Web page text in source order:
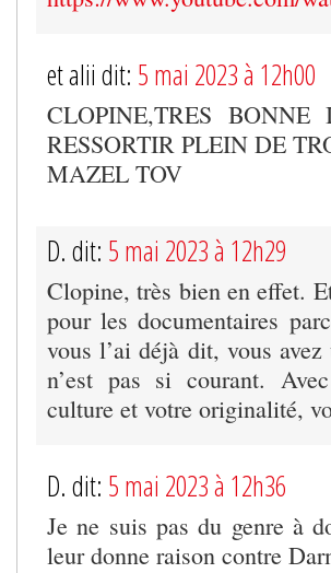
et alii dit: 5 mai 2023 à 12h00
CLOPINE,TRES BONNE
RESSORTIR PLEIN DE
MAZEL TOV
D. dit: 5 mai 2023 à 12h29
Clopine, très bien en effet.
pour les documentaires
vous l’ai déjà dit, vous
n’est pas si courant.
culture et votre originalité,
D. dit: 5 mai 2023 à 12h36
Je ne suis pas du genre à
leur donne raison contre